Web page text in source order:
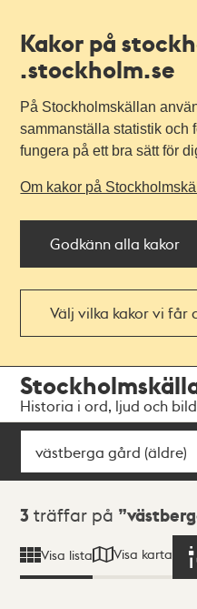
Kakor på
.stockholm.se
På Stockholmskällan
sammanställa statistik och
fungera på ett bra sätt för
Om kakor på
Godkänn alla kakor
Välj vilka kakor vi får
navigationen
huvudinnehållet
Historia i ord, ljud och bild
Sök
Sökresultat
3 träffar på
Visa lista Visa karta